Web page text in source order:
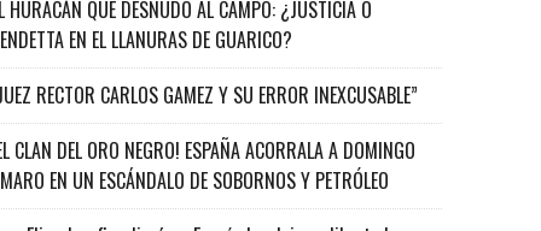
HURACÁN QUE DESNUDÓ AL CAMPO: ¿JUSTICIA O
EN EL LLANURAS DE GUARICO?
RECTOR CARLOS GAMEZ Y SU ERROR INEXCUSABLE”
CLAN DEL ORO NEGRO! ESPAÑA ACORRALA A DOMINGO
EN UN ESCÁNDALO DE SOBORNOS Y PETRÓLEO